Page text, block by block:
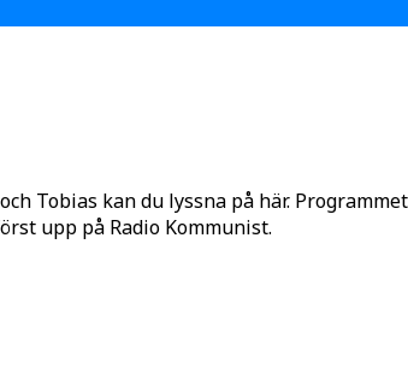
Tobias kan du lyssna på här.
upp på Radio Kommunist.